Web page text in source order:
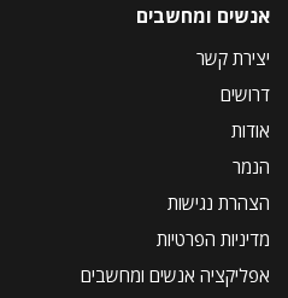
אנשים ומחשבים
יצירת קשר
דרושים
אודות
הנמר
הצהרת נגישות
מדיניות הפרטיות
אפליקציה אנשים ומחשבים